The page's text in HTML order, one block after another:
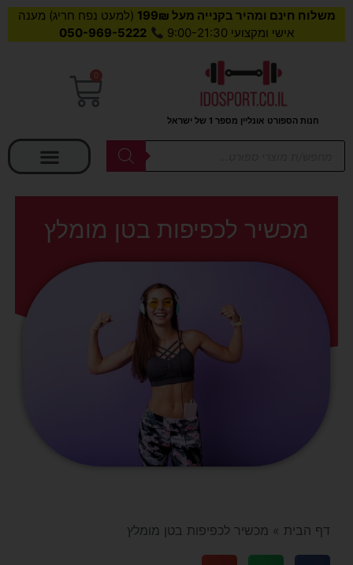
משלוח חינם ומהיר בקנייה מעל 199₪
(למעט נפח חריג) מענה
אישי ומקצועי 9:00-21:30
050-969-5222
חנות הספורט אונליין מספר 1 של ישראל
0
עגלת
Products
מכשיר לכפיפות בטן מומלץ
דף הבית » מכשיר לכפיפות בטן מומלץ